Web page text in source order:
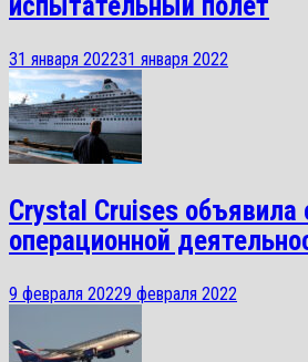
испытательный полет
31 января 202231 января 2022
Crystal Cruises объявила
операционной
9 февраля 20229 февраля 2022